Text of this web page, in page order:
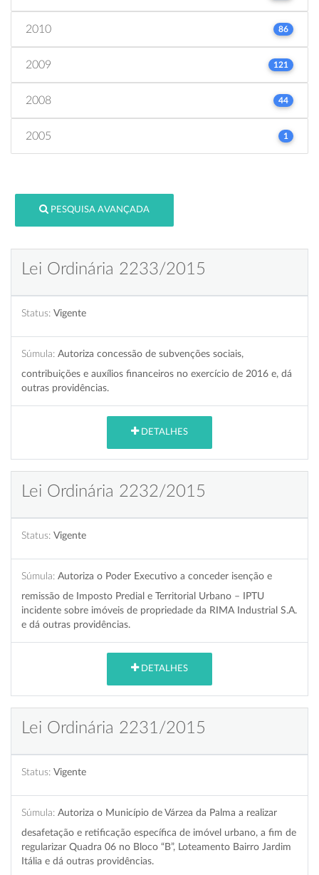
2010 86
2009 121
2008 44
2005 1
PESQUISA AVANÇADA
Lei Ordinária 2233/2015
Status: Vigente
Súmula: Autoriza concessão de subvenções sociais,
contribuições e auxílios financeiros no exercício de 2016 e, dá
outras providências.
DETALHES
Lei Ordinária 2232/2015
Status: Vigente
Súmula: Autoriza o Poder Executivo a conceder isenção e
remissão de Imposto Predial e Territorial Urbano – IPTU
incidente sobre imóveis de propriedade da RIMA Industrial S.A.
e dá outras providências.
DETALHES
Lei Ordinária 2231/2015
Status: Vigente
Súmula: Autoriza o Município de Várzea da Palma a realizar
desafetação e retificação específica de imóvel urbano, a fim de
regularizar Quadra 06 no Bloco “B”, Loteamento Bairro Jardim
Itália e dá outras providências.